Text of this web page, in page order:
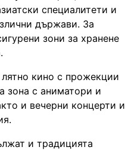
специалитети и
държави. За
зони за хранене
кино с прожекции
зона с аниматори и
и вечерни концерти и
и традицията